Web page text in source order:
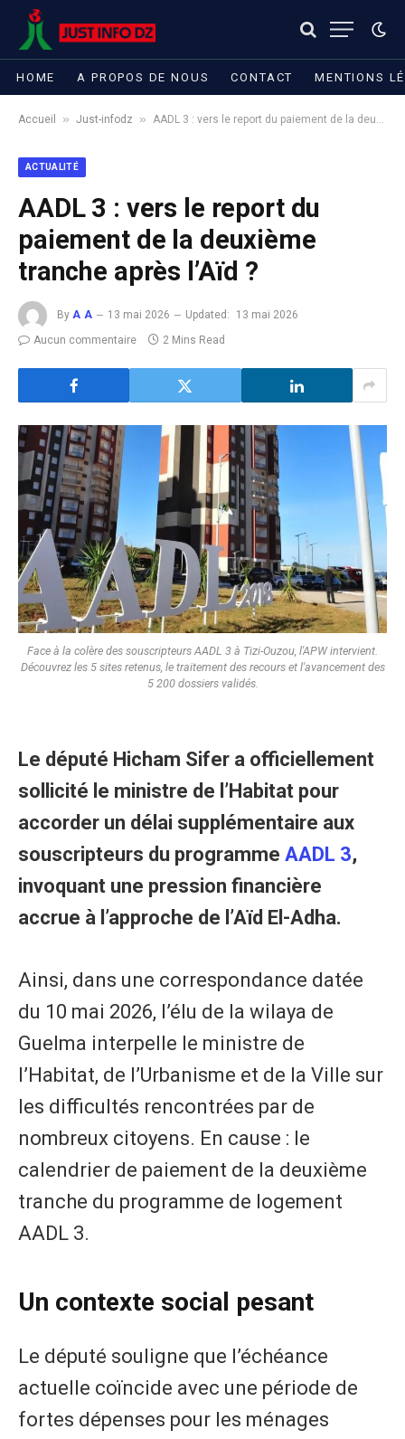
HOME A PROPOS DE NOUS CONTACT MENTIONS
Accueil » Just-infodz » AADL 3 : vers le report du paiement de la deuxième tranche après l’Aïd ?
ACTUALITÉ
AADL 3 : vers le report du
paiement de la deuxième
tranche après l’Aïd ?
By A A 13 mai 2026 Updated:
13 mai 2026
Aucun commentaire
2 Mins Read
Face à la colère des souscripteurs AADL 3 à Tizi-Ouzou, l'APW intervient.
Découvrez les 5 sites retenus, le traitement des recours et l'avancement des
5 200 dossiers validés.
Le député Hicham Sifer a officiellement
sollicité le ministre de l’Habitat pour
accorder un délai supplémentaire aux
souscripteurs du programme AADL 3,
invoquant une pression financière
accrue à l’approche de l’Aïd El-Adha.
Ainsi, dans une correspondance datée
du 10 mai 2026, l’élu de la wilaya de
Guelma interpelle le ministre de
l’Habitat, de l’Urbanisme et de la Ville sur
les difficultés rencontrées par de
nombreux citoyens. En cause : le
calendrier de paiement de la deuxième
tranche du programme de logement
AADL 3.
Un contexte social pesant
Le député souligne que l’échéance
actuelle coïncide avec une période de
fortes dépenses pour les ménages